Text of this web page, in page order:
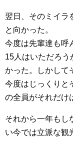
翌日、そのミイラ
と向かった。
今度は先輩達も呼
15人はいただろ
かった。しかして
今度はじっくりと
の全員がそれだけ
それから一年もし
い今では立派な観